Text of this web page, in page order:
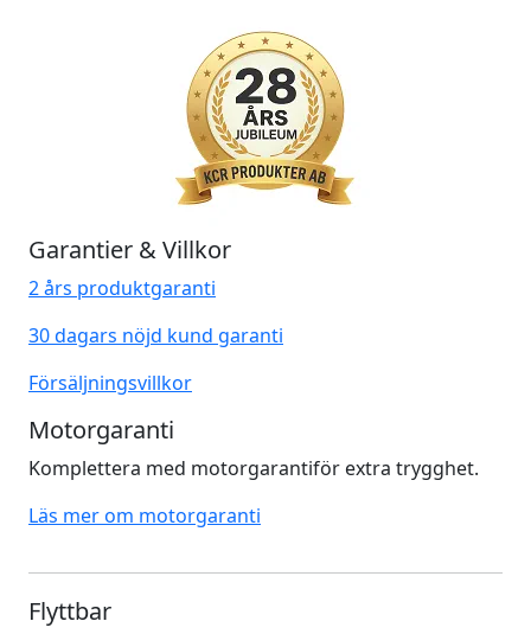
Garantier & Villkor
2 års produktgaranti
30 dagars nöjd kund garanti
Försäljningsvillkor
Motorgaranti
Komplettera med motorgarantiför extra trygghet.
Läs mer om motorgaranti
Flyttbar